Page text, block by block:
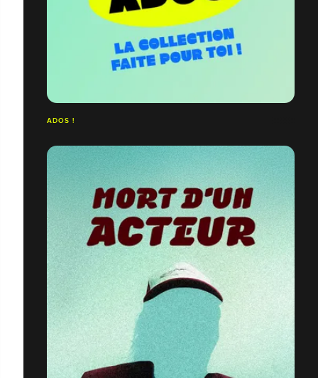
ADOS !